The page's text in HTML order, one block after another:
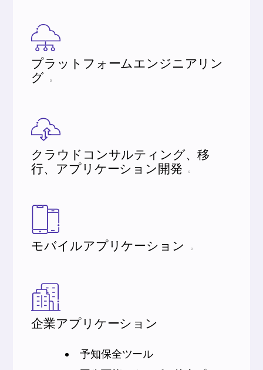
プラットフォームエンジニアリン
グ
クラウドコンサルティング、移
行、アプリケーション開発
モバイルアプリケーション
企業アプリケーション
予知保全ツール